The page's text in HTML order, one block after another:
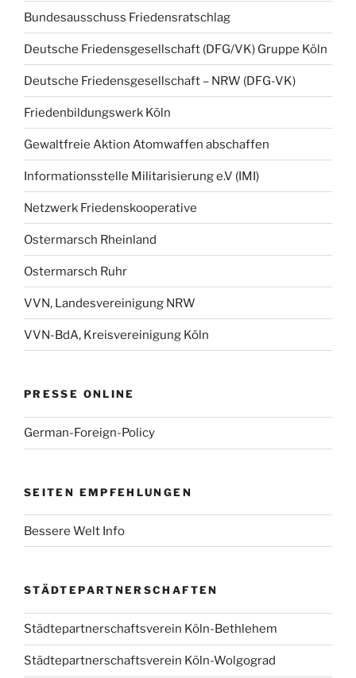
Bundesausschuss Friedensratschlag
Deutsche Friedensgesellschaft (DFG/VK) Gruppe Köln
Deutsche Friedensgesellschaft – NRW (DFG-VK)
Friedenbildungswerk Köln
Gewaltfreie Aktion Atomwaffen abschaffen
Informationsstelle Militarisierung e.V (IMI)
Netzwerk Friedenskooperative
Ostermarsch Rheinland
Ostermarsch Ruhr
VVN, Landesvereinigung NRW
VVN-BdA, Kreisvereinigung Köln
PRESSE ONLINE
German-Foreign-Policy
SEITEN EMPFEHLUNGEN
Bessere Welt Info
STÄDTEPARTNERSCHAFTEN
Städtepartnerschaftsverein Köln-Bethlehem
Städtepartnerschaftsverein Köln-Wolgograd